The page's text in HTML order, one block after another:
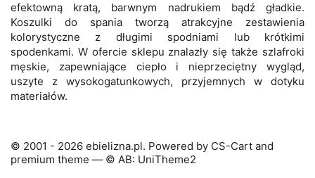
efektowną kratą, barwnym nadrukiem bądź gładkie.
Koszulki do spania tworzą atrakcyjne zestawienia
kolorystyczne z długimi spodniami lub krótkimi
spodenkami. W ofercie sklepu znalazły się także szlafroki
męskie, zapewniające ciepło i nieprzeciętny wygląd,
uszyte z wysokogatunkowych, przyjemnych w dotyku
materiałów.
© 2001 - 2026 ebielizna.pl. Powered by CS-Cart and
premium theme — © AB: UniTheme2